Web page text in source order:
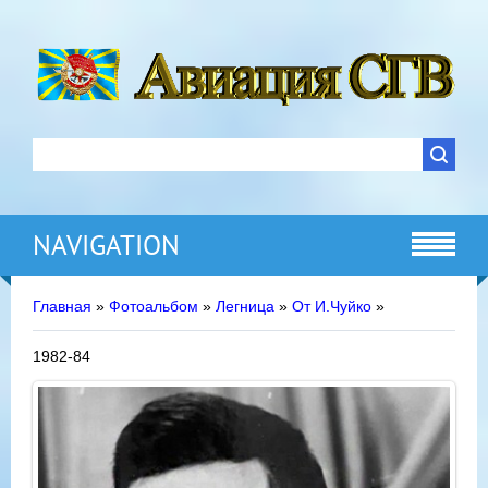
NAVIGATION
Главная » Фотоальбом » Легница » От И.Чуйко »
1982-84